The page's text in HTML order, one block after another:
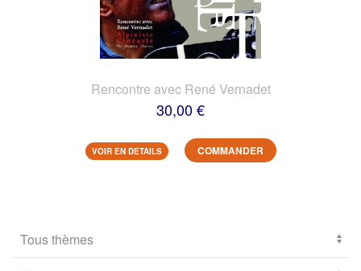
Rencontre avec René Vernadet
30,00 €
VOIR EN DETAILS COMMANDER